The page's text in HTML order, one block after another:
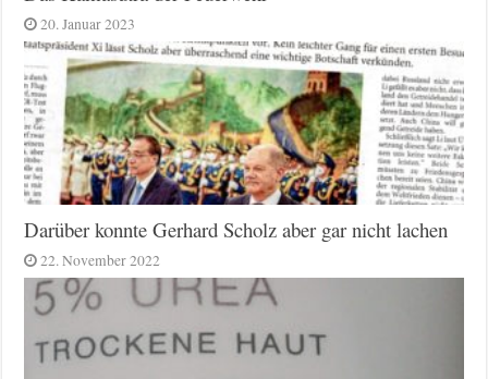
20. Januar 2023
Darüber konnte Gerhard Scholz aber gar nicht lachen
22. November 2022